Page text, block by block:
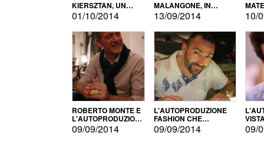
KIERSZTAN, UN
MODELLO DI
AUTOPRODUZIONE
01/10/2014
MALANGONE, IN
GIURIA PER IL
CONCORSO
LETTERARIO
13/09/2014 10/
ROBERTO MONTE E
L'AUTOPRODUZIONE
CON IL CENSIMENTO
09/09/2014
L'AUTOPRODUZIONE
FASHION CHE
CONQUISTA GLI USA
09/09/2014 09/